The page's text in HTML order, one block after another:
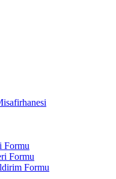
Formu
Formu
Formu